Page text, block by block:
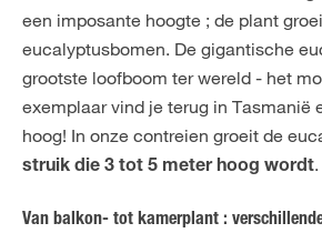
een imposante hoogte ; de plant
eucalyptusbomen. De gigantische
grootste loofboom ter wereld - het
exemplaar vind je terug in Tasmanië
hoog! In onze contreien groeit de
struik die 3 tot 5 meter hoog wordt.
Van balkon- tot kamerplant :